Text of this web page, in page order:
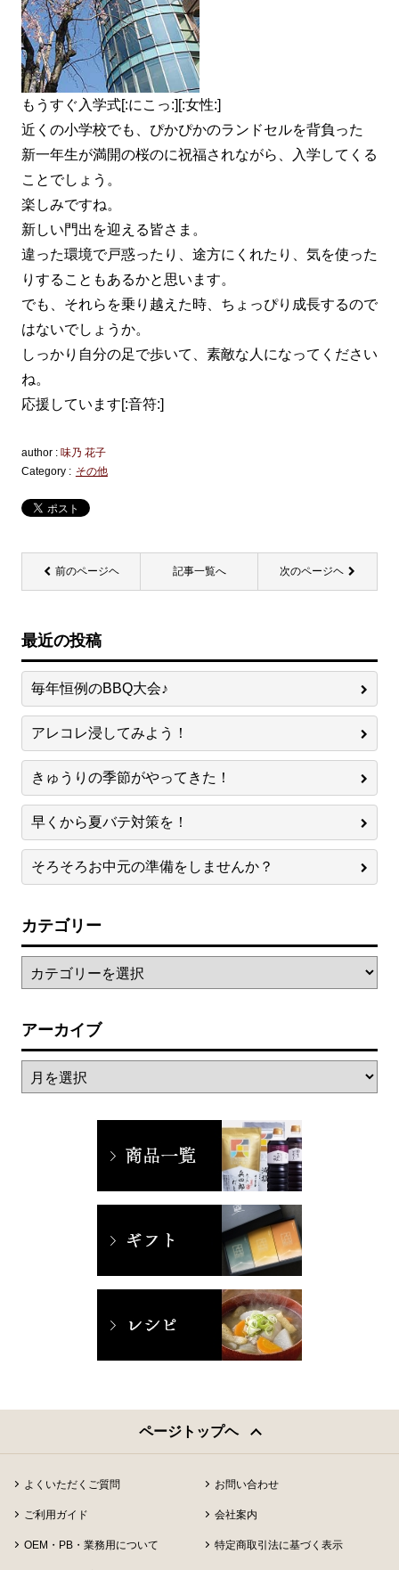
もうすぐ入学式[:にこっ:][:女性:]
近くの小学校でも、ぴかぴかのランドセルを背負った
新一年生が満開の桜のに祝福されながら、入学してくる
ことでしょう。
楽しみですね。
新しい門出を迎える皆さま。
違った環境で戸惑ったり、途方にくれたり、気を使った
りすることもあるかと思います。
でも、それらを乗り越えた時、ちょっぴり成長するので
はないでしょうか。
しっかり自分の足で歩いて、素敵な人になってください
ね。
応援しています[:音符:]
author : 味乃 花子
Category : その他
前のページヘ 記事一覧へ 次のページヘ
最近の投稿
毎年恒例のBBQ大会♪
アレコレ浸してみよう！
きゅうりの季節がやってきた！
早くから夏バテ対策を！
そろそろお中元の準備をしませんか？
カテゴリー
アーカイブ
ページトップヘ
よくいただくご質問 お問い合わせ
ご利用ガイド 会社案内
OEM・PB・業務用について 特定商取引法に基づく表示